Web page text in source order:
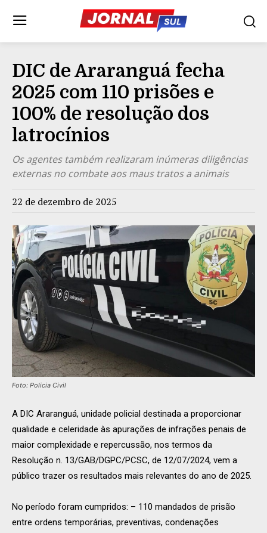
DIC de Araranguá fecha
2025 com 110 prisões e
100% de resolução dos
latrocínios
Os agentes também realizaram inúmeras diligências
externas no combate aos maus tratos a animais
22 de dezembro de 2025
Foto: Policia Civil
A DIC Araranguá, unidade policial destinada a proporcionar
qualidade e celeridade às apurações de infrações penais de
maior complexidade e repercussão, nos termos da
Resolução n. 13/GAB/DGPC/PCSC, de 12/07/2024, vem a
público trazer os resultados mais relevantes do ano de 2025.
No período foram cumpridos: – 110 mandados de prisão
entre ordens temporárias, preventivas, condenações